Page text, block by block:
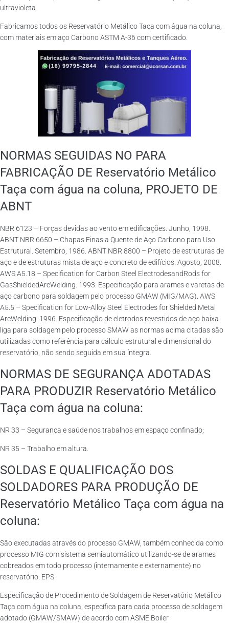
ultravioleta.
Fabricamos todos os Reservatório Metálico Taça com água na coluna,
com materiais em aço Carbono ASTM A-36 com certificado.
NORMAS SEGUIDAS NO PARA
FABRICAÇÃO DE Reservatório Metálico
Taça com água na coluna, PROJETO DE
ABNT
NBR 6123 – Forças devidas ao vento em edificações. Junho, 1998.
ABNT NBR 6650 – Chapas Finas a Quente de Aço Carbono para Uso
Estrutural. Setembro, 1986. ABNT NBR 8800 – Projeto de estruturas de
aço e de estruturas mista de aço e concreto de edifícios. Agosto, 2008.
AWS A5.18 – Specification for Carbon Steel ElectrodesandRods for
GasShieldedArcWelding. 1993. Especificação para arames e varetas de
aço carbono para soldagem pelo processo GMAW (MIG/MAG). AWS
A5.5 – Specification for Low-Alloy Steel Electrodes for Shielded Metal
ArcWelding. 1996. Especificação de eletrodos revestidos de aço baixa
liga para soldagem pelo processo SMAW as normas acima citadas são
utilizadas como referência para cálculo estrutural e dimensional do
reservatório, não sendo seguida em sua íntegra.
NORMAS DE SEGURANÇA ADOTADAS
PARA PRODUZIR Reservatório Metálico
Taça com água na coluna:
NR 33 – Segurança e saúde nos trabalhos em espaço confinado;
NR 35 – Trabalho em altura.
SOLDAS E QUALIFICAÇÃO DOS
SOLDADORES PARA PRODUÇÃO DE
Reservatório Metálico Taça com água na
coluna:
São executadas através do processo GMAW, também conhecida como
processo MIG com sistema semiautomático utilizando-se de arames
cobreados em todo processo (internamente e externamente) no
reservatório. EPS
Especificação de Procedimento de Soldagem de Reservatório Metálico
Taça com água na coluna, específica para cada processo de soldagem
adotado (GMAW/SMAW) de acordo com ASME Boiler